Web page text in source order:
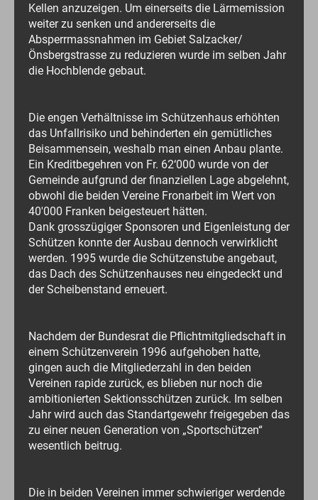
Kellen anzuzeigen. Um einerseits die Lärmemission
weiter zu senken und andererseits die
Absperrmassnahmen im Gebiet Salzacker/
Önsbergstrasse zu reduzieren wurde im selben Jahr
die Hochblende gebaut.
Die engen Verhältnisse im Schützenhaus erhöhten
das Unfallrisiko und behinderten ein gemütliches
Beisammensein, weshalb man einen Anbau plante.
Ein Kreditbegehren von Fr. 62‘000 wurde von der
Gemeinde aufgrund der finanziellen Lage abgelehnt,
obwohl die beiden Vereine Fronarbeit im Wert von
40'000 Franken beigesteuert hätten.
Dank grosszügiger Sponsoren und Eigenleistung der
Schützen konnte der Ausbau dennoch verwirklicht
werden. 1995 wurde die Schützenstube angebaut,
das Dach des Schützenhauses neu eingedeckt und
der Scheibenstand erneuert.
Nachdem der Bundesrat die Pflichtmitgliedschaft in
einem Schützenverein 1996 aufgehoben hatte,
gingen auch die Mitgliederzahl in den beiden
Vereinen rapide zurück, es blieben nur noch die
ambitionierten Sektionsschützen zurück. Im selben
Jahr wird auch das Standartgewehr freigegeben das
zu einer neuen Generation von „Sportschützen“
wesentlich beitrug.
Die in beiden Vereinen immer schwieriger werdende